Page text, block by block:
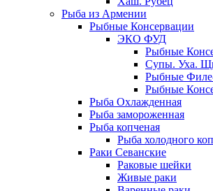
Рыба из Армении
Рыбные Консервации
ЭКО ФУД
Рыбные
Супы. Уха.
Рыбные
Рыбные
Рыба Охлажденная
Рыба замороженная
Рыба копченая
Рыба холодного
Раки Севанские
Раковые шейки
Живые раки